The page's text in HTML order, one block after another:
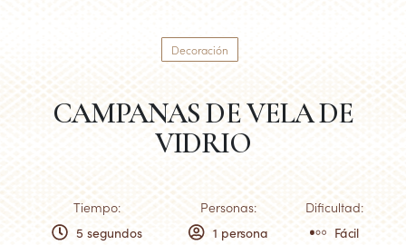
Decoración
CAMPANAS DE VELA DE
VIDRIO
Tiempo: Personas:
Dificultad:
5 segundos
1 persona Fácil